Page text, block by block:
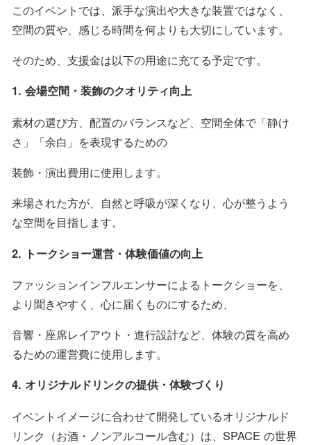
このイベントでは、派手な演出や大きな装置ではなく、
空間の質や、感じる時間を何よりも大切にしています。
そのため、支援金は以下の用途に充てる予定です。
1. 会場空間・装飾のクオリティ向上
素材の選び方、配置のバランスなど、空間全体で「静け
さ」「余白」を表現するための
装飾・演出費用に使用します。
来場された方が、自然と呼吸が深くなり、心が整うよう
な空間を目指します。
2. トークショー運営・体験価値の向上
ファッションインフルエンサーによるトークショーを、
より聞きやすく、心に届くものにするため、
音響・座席レイアウト・進行設計など、体験の質を高め
るための運営費に使用します。
4. オリジナルドリンクの提供・体験づくり
イベントイメージに合わせて開発しているオリジナルド
リンク（お酒・ノンアルコール含む）は、SPACE の世界